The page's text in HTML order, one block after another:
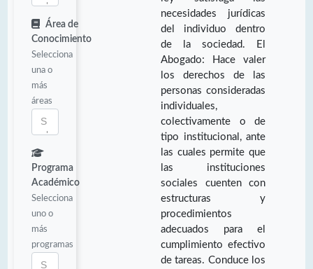
Área de
Conocimiento
Selecciona
una o
más
áreas
Programa
Académico
Selecciona
uno o
más
programas
necesidades jurídicas
del individuo dentro
de la sociedad. El
Abogado: Hace valer
los derechos de las
personas consideradas
individuales,
colectivamente o de
tipo institucional, ante
las cuales permite que
las instituciones
sociales cuenten con
estructuras y
procedimientos
adecuados para el
cumplimiento efectivo
de tareas. Conduce los